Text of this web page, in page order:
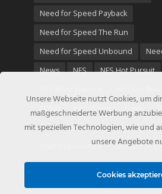
Need for Speed Payback
Need for Speed The Run
Need for Speed Unbound
News
NFS
NFS Hot Pursuit
NFSW
NFS World
Rocket League
Shift
Shift 2
Shift 2 Unleashed
SpeedBoost
The Run
Unsere Webseite nutzt Cookies, um
maßgeschneiderte Werbung
mit speziellen Technologien, wie und
unsere Angebote
Cookies